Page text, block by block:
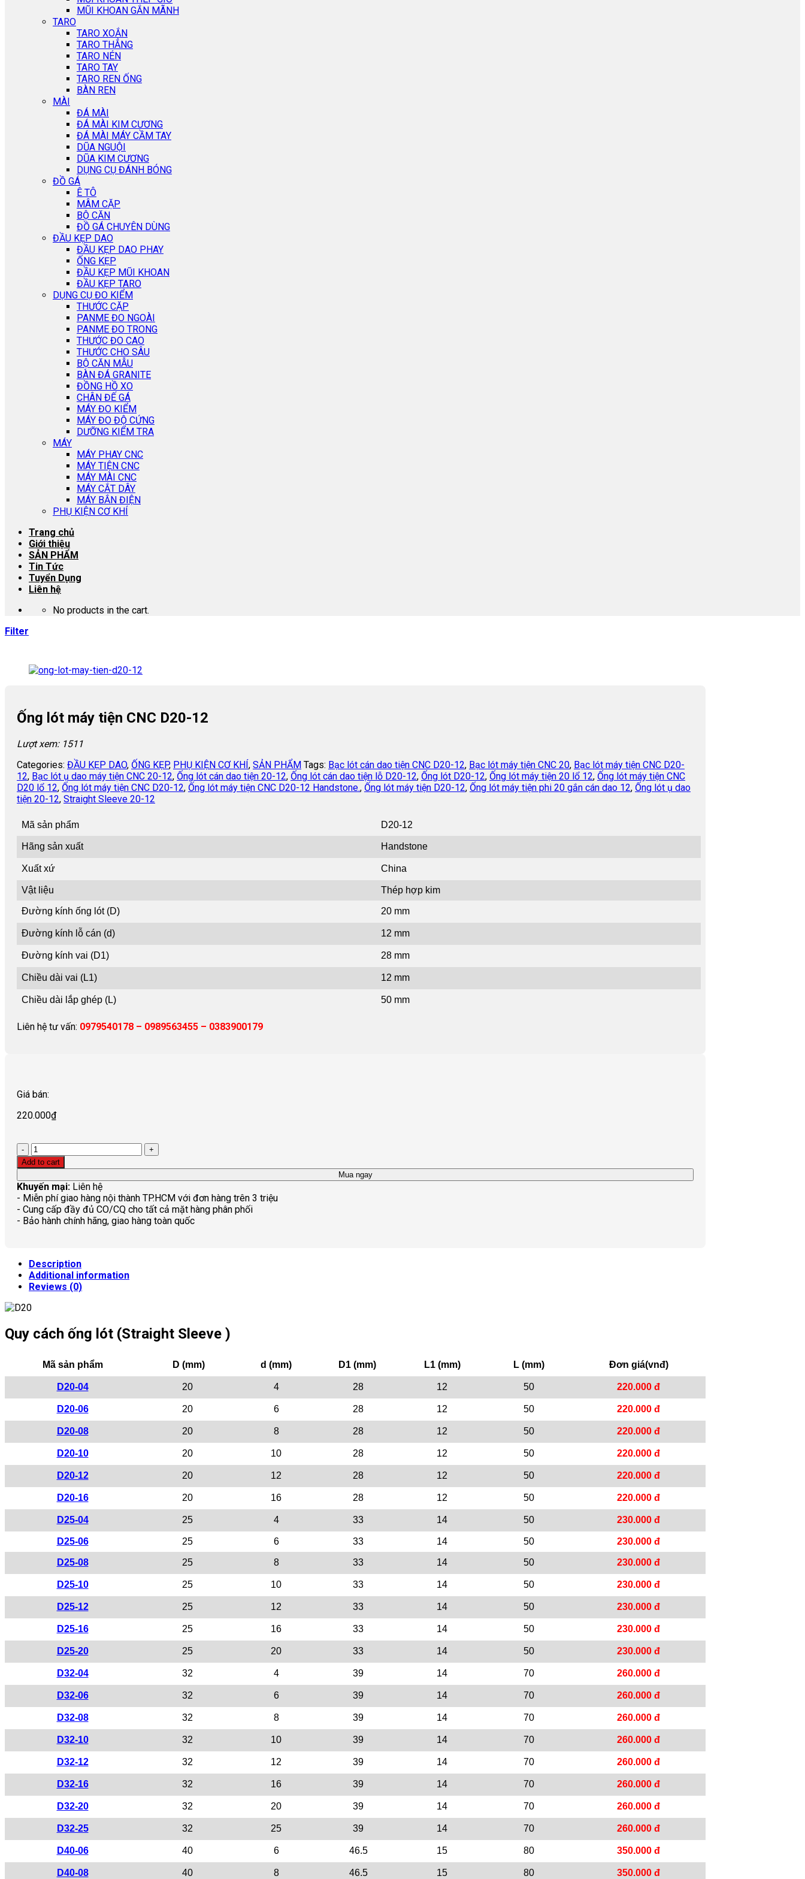
MŨI KHOAN GẮN MÃNH
TARO
TARO XOẮN
TARO THẲNG
TARO NÉN
TARO TAY
TARO REN ỐNG
BÀN REN
MÀI
ĐÁ MÀI
ĐÁ MÀI KIM CƯƠNG
ĐÁ MÀI MÁY CẦM TAY
DŨA NGUỘI
DŨA KIM CƯƠNG
DỤNG CỤ ĐÁNH BÓNG
ĐỒ GÁ
Ê TÔ
MÂM CẶP
BỘ CĂN
ĐỒ GÁ CHUYÊN DÙNG
ĐẦU KẸP DAO
ĐẦU KẸP DAO PHAY
ỐNG KẸP
ĐẦU KẸP MŨI KHOAN
ĐẦU KẸP TARO
DỤNG CỤ ĐO KIỂM
THƯỚC CẶP
PANME ĐO NGOÀI
PANME ĐO TRONG
THƯỚC ĐO CAO
THƯỚC CHO SÂU
BỘ CĂN MẪU
BÀN ĐÁ GRANITE
ĐỒNG HỒ XO
CHÂN ĐẾ GÁ
MÁY ĐO KIỂM
MÁY ĐO ĐỘ CỨNG
DƯỠNG KIỂM TRA
MÁY
MÁY PHAY CNC
MÁY TIỆN CNC
MÁY MÀI CNC
MÁY CẮT DÂY
MÁY BẮN ĐIỆN
PHỤ KIỆN CƠ KHÍ
Trang chủ
Giới thiệu
SẢN PHẨM
Tin Tức
Tuyển Dụng
Liên hệ
No products in the cart.
Filter
Ống lót máy tiện CNC D20-12
Lượt xem: 1511
Categories: ĐẦU KẸP DAO, ỐNG KẸP, PHỤ KIỆN CƠ KHÍ, SẢN PHẨM Tags: Bạc lót cán dao tiện CNC D20-12, Bạc lót máy tiện CNC 20, Bạc lót máy tiện CNC D20-
12, Bạc lót ụ dao máy tiện CNC 20-12, Ống lót cán dao tiện 20-12, Ống lót cán dao tiện lỗ D20-12, Ống lót D20-12, Ống lót máy tiện 20 lổ 12, Ống lót máy tiện CNC
D20 lổ 12, Ống lót máy tiện CNC D20-12, Ống lót máy tiện CNC D20-12 Handstone., Ống lót máy tiện D20-12, Ống lót máy tiện phi 20 gắn cán dao 12, Ống lót ụ dao
tiện 20-12, Straight Sleeve 20-12
Mã sản phẩm D20-12
Hãng sản xuất Handstone
Xuất xứ China
Vật liệu Thép hợp kim
Đường kính ống lót (D) 20 mm
Đường kính lỗ cán (d) 12 mm
Đường kính vai (D1) 28 mm
Chiều dài vai (L1) 12 mm
Chiều dài lắp ghép (L) 50 mm
Liên hệ tư vấn: 0979540178 – 0989563455 – 0383900179
Giá bán:
220.000₫
Quantity
Add to cart
Mua ngay
Khuyến mại: Liên hệ
- Miễn phí giao hàng nội thành TP.HCM với đơn hàng trên 3 triệu
- Cung cấp đầy đủ CO/CQ cho tất cả mặt hàng phân phối
- Bảo hành chính hãng, giao hàng toàn quốc
Description
Additional information
Reviews (0)
Quy cách ống lót (Straight Sleeve )
Mã sản phẩm D (mm) d (mm) D1 (mm) L1 (mm) L (mm) Đơn giá(vnđ)
D20-04 20 4 28 12 50 220.000 đ
D20-06 20 6 28 12 50 220.000 đ
D20-08 20 8 28 12 50 220.000 đ
D20-10 20 10 28 12 50 220.000 đ
D20-12 20 12 28 12 50 220.000 đ
D20-16 20 16 28 12 50 220.000 đ
D25-04 25 4 33 14 50 230.000 đ
D25-06 25 6 33 14 50 230.000 đ
D25-08 25 8 33 14 50 230.000 đ
D25-10 25 10 33 14 50 230.000 đ
D25-12 25 12 33 14 50 230.000 đ
D25-16 25 16 33 14 50 230.000 đ
D25-20 25 20 33 14 50 230.000 đ
D32-04 32 4 39 14 70 260.000 đ
D32-06 32 6 39 14 70 260.000 đ
D32-08 32 8 39 14 70 260.000 đ
D32-10 32 10 39 14 70 260.000 đ
D32-12 32 12 39 14 70 260.000 đ
D32-16 32 16 39 14 70 260.000 đ
D32-20 32 20 39 14 70 260.000 đ
D32-25 32 25 39 14 70 260.000 đ
D40-06 40 6 46.5 15 80 350.000 đ
D40-08 40 8 46.5 15 80 350.000 đ